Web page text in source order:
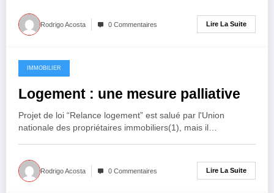
Rodrigo Acosta 0 Commentaires Lire La Suite
24 avril 2026
IMMOBILIER
Logement : une mesure palliative
Projet de loi “Relance logement” est salué par l'Union
nationale des propriétaires immobiliers(1), mais il…
Rodrigo Acosta 0 Commentaires Lire La Suite